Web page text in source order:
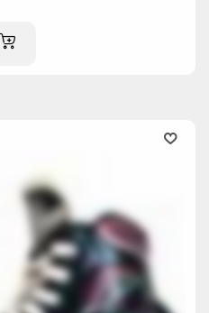
AJOUTER AU PANIER